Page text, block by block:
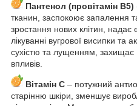
Пантенол (провітамін В5)
тканин, заспокоює запалення
зростання нових клітин,
лікуванні вугрової висипки та
сухістю та лущенням, захищає
впливів.
Вітамін С – потужний
старінню шкіри, зменшує